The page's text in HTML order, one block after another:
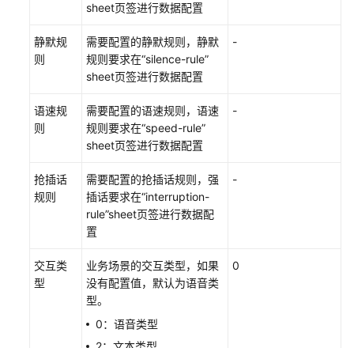
sheet页签进行数据配置
静默规
则
需要配置的静默规则，静默
规则要求在“silence-rule”
sheet页签进行数据配置
-
语速规
则
需要配置的语速规则，语速
规则要求在“speed-rule”
sheet页签进行数据配置
-
抢插话
规则
需要配置的抢插话规则，强
插话要求在“interruption-
rule”sheet页签进行数据配
置
-
交互类
型
业务场景的交互类型，如果
没有配置值，默认为语音类
型。
0：语音类型
0